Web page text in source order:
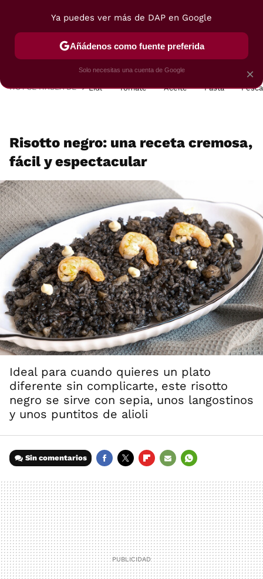
POSTRES VIAJES SELECCIÓN VEGUI
HOY SE HABLA DE Lidl Tomate Aceite Pasta
Risotto negro: una receta cremosa,
fácil y espectacular
Ideal para cuando quieres un plato
diferente sin complicarte, este risotto
negro se sirve con sepia, unos langostinos
y unos puntitos de alioli
Sin comentarios
MAIL
×
Ya puedes ver más de DAP en Google
Añádenos como fuente preferida
Solo necesitas una cuenta de Google